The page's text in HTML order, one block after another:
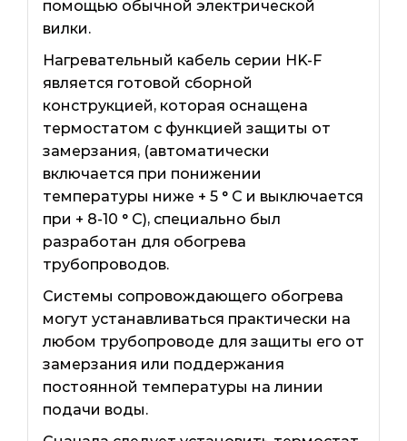
помощью обычной электрической
вилки.
Нагревательный кабель серии HK-F
является готовой сборной
конструкцией, которая оснащена
термостатом с функцией защиты от
замерзания, (автоматически
включается при понижении
температуры ниже + 5 ° С и выключается
при + 8-10 ° С), специально был
разработан для обогрева
трубопроводов.
Системы сопровождающего обогрева
могут устанавливаться практически на
любом трубопроводе для защиты его от
замерзания или поддержания
постоянной температуры на линии
подачи воды.